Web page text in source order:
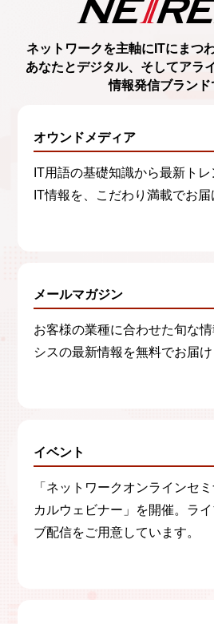
ネットワークを主軸に ITにまつ
あなたとデジタル、 そしてアラ
情報発信ブランド
オウンドメディア
IT用語の基礎知識から最新ト
IT情報を、こだわり満載でお届
メールマガジン
お客様の業種に合わせた旬な
シスの最新情報を無料でお届け
イベント
「ネットワークオンラインセ
カルウェビナー」を開催。ラ
ブ配信をご用意しています。